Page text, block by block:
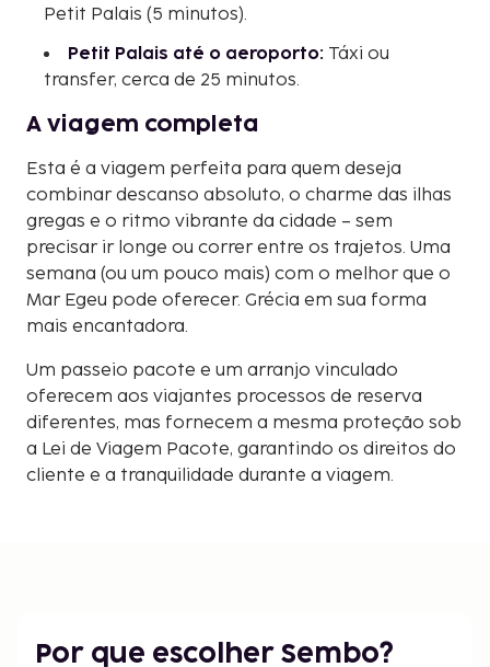
Petit Palais (5 minutos).
Petit Palais até o aeroporto: Táxi ou
transfer, cerca de 25 minutos.
A viagem completa
Esta é a viagem perfeita para quem deseja
combinar descanso absoluto, o charme das ilhas
gregas e o ritmo vibrante da cidade – sem
precisar ir longe ou correr entre os trajetos. Uma
semana (ou um pouco mais) com o melhor que o
Mar Egeu pode oferecer. Grécia em sua forma
mais encantadora.
Um passeio pacote e um arranjo vinculado
oferecem aos viajantes processos de reserva
diferentes, mas fornecem a mesma proteção sob
a Lei de Viagem Pacote, garantindo os direitos do
cliente e a tranquilidade durante a viagem.
Por que escolher Sembo?